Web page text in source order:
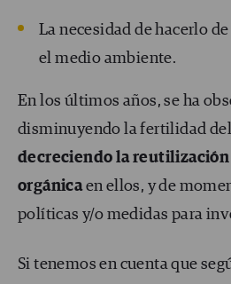
La necesidad de hacerlo
el medio ambiente.
En los últimos años, se ha
disminuyendo la fertilidad
decreciendo la reutilización
orgánicaen ellos, y de
políticas y/o medidas para
Si tenemos en cuenta que